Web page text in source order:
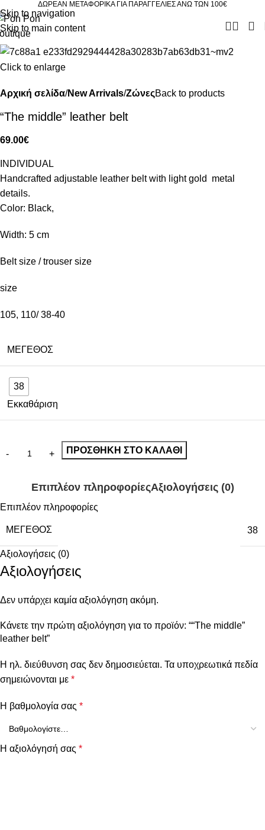
Skip to navigation
Skip to main content
ΔΩΡΕΑΝ ΜΕΤΑΦΟΡΙΚΑ ΓΙΑ ΠΑΡΑΓΓΕΛΙΕΣ ΑΝΩ ΤΩΝ 100€
Click to enlarge
Αρχική σελίδα New Arrivals ΖώνεςBack to products
“The middle” leather belt
69.00€
INDIVIDUAL
Handcrafted adjustable leather belt with light gold metal
details.
Color: Black,
Width: 5 cm
Belt size / trouser size
size
105, 110/ 38-40
ΜΈΓΕΘΟΣ
38
Εκκαθάριση
ΠΡΟΣΘΉΚΗ ΣΤΟ ΚΑΛΆΘΙ
Επιπλέον πληροφορίεςΑξιολογήσεις (0)
Επιπλέον πληροφορίες
ΜΈΓΕΘΟΣ 38
Αξιολογήσεις (0)
Αξιολογήσεις
Δεν υπάρχει καμία αξιολόγηση ακόμη.
Κάνετε την πρώτη αξιολόγηση για το προϊόν: ““The middle”
leather belt”
Η ηλ. διεύθυνση σας δεν δημοσιεύεται. Τα υποχρεωτικά πεδία
σημειώνονται με *
Η βαθμολογία σας *
Η αξιολόγησή σας *